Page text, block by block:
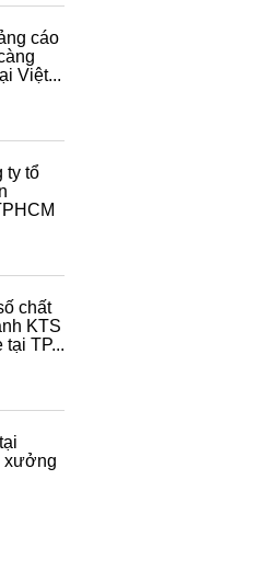
cáo
Việt...
ty tổ
chất
KTS
tại TP...
xưởng